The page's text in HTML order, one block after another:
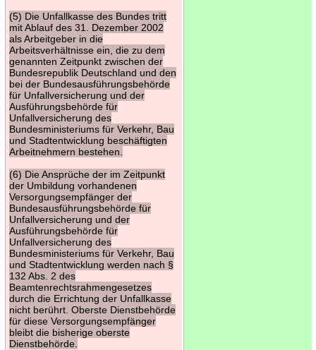
(5) Die Unfallkasse des Bundes tritt
mit Ablauf des 31. Dezember 2002
als Arbeitgeber in die
Arbeitsverhältnisse ein, die zu dem
genannten Zeitpunkt zwischen der
Bundesrepublik Deutschland und den
bei der Bundesausführungsbehörde
für Unfallversicherung und der
Ausführungsbehörde für
Unfallversicherung des
Bundesministeriums für Verkehr, Bau
und Stadtentwicklung beschäftigten
Arbeitnehmern bestehen.
(6) Die Ansprüche der im Zeitpunkt
der Umbildung vorhandenen
Versorgungsempfänger der
Bundesausführungsbehörde für
Unfallversicherung und der
Ausführungsbehörde für
Unfallversicherung des
Bundesministeriums für Verkehr, Bau
und Stadtentwicklung werden nach §
132 Abs. 2 des
Beamtenrechtsrahmengesetzes
durch die Errichtung der Unfallkasse
nicht berührt. Oberste Dienstbehörde
für diese Versorgungsempfänger
bleibt die bisherige oberste
Dienstbehörde.